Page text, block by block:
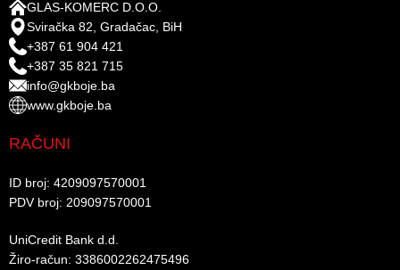
GLAS-KOMERC D.O.O.
Sviračka 82, Gradačac, BiH
+387 61 904 421
+387 35 821 715
info@gkboje.ba
www.gkboje.ba
RAČUNI
ID broj: 4209097570001​
PDV broj: 209097570001 ​
UniCredit Bank d.d.​
Žiro-račun: 3386002262475496​​